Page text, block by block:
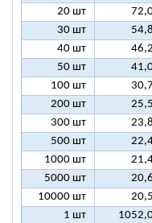
20 шт
30 шт
40 шт
50 шт
100 шт
200 шт
300 шт
500 шт
1000 шт
5000 шт
10000 шт
1 шт